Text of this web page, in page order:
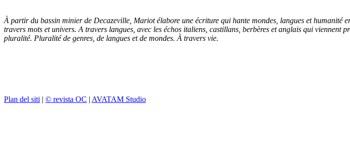
À partir du bassin minier de Decazeville, Mariot élabore une écriture qui hante mondes, langues et
travers mots et univers. A travers langues, avec les échos italiens, castillans, berbères et anglais qui
pluralité. Pluralité de genres, de langues et de mondes. À travers vie.
Plan del siti | © revista OC | AVATAM Studio